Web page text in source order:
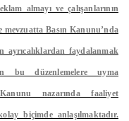
almayı ve çalışanlarının
mevzuatta Basın Kanunu’nda
ayrıcalıklardan faydalanmak
bu düzenlemelere uyma
nazarında faaliyet
biçimde anlaşılmaktadır.